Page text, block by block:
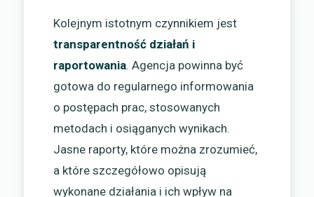
Kolejnym istotnym czynnikiem jest
transparentność działań i
raportowania. Agencja powinna być
gotowa do regularnego informowania
o postępach prac, stosowanych
metodach i osiąganych wynikach.
Jasne raporty, które można zrozumieć,
a które szczegółowo opisują
wykonane działania i ich wpływ na